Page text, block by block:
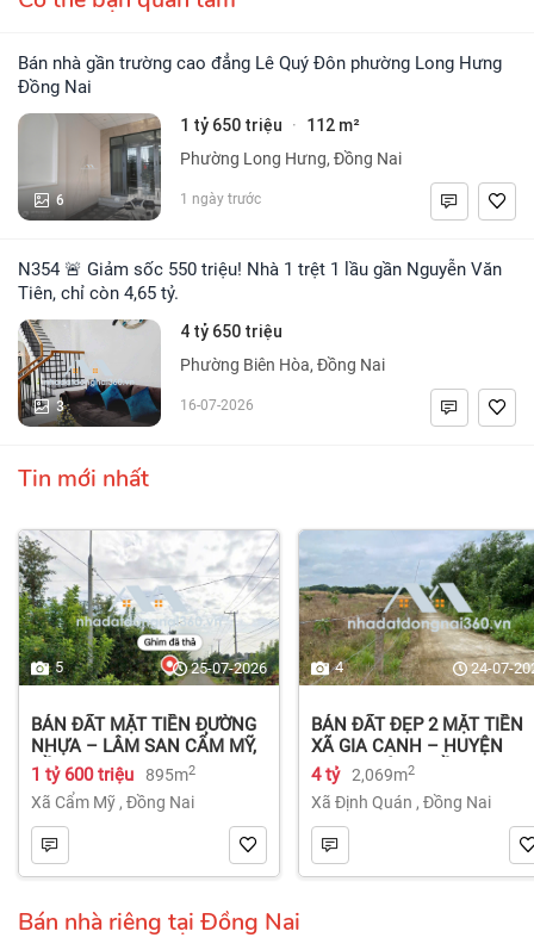
Bán nhà gần trường cao đẳng Lê Quý Đôn phường Long Hưng
Đồng Nai
6
1 tỷ 650 triệu · 112 m²
Phường Long Hưng, Đồng Nai
1 ngày trước
N354 🚨 Giảm sốc 550 triệu! Nhà 1 trệt 1 lầu gần Nguyễn Văn
Tiên, chỉ còn 4,65 tỷ.
3
4 tỷ 650 triệu
Phường Biên Hòa, Đồng Nai
16-07-2026
Tin mới nhất
5 25-07-2026
BÁN ĐẤT MẶT TIỀN ĐƯỜNG
NHỰA – LÂM SAN CẨM MỸ,
ĐỒNG NAI.
1 tỷ 600 triệu 895m2
Xã Cẩm Mỹ , Đồng Nai
4 24-07-
BÁN ĐẤT ĐẸP 2 MẶT TIỀN
XÃ GIA CANH – HUYỆN
ĐỊNH QUÁN – ĐỒNG NAI dt
2.069m² 4 tỷ
4 tỷ 2,069m2
Xã Định Quán , Đồng Nai
Bán nhà riêng tại Đồng Nai